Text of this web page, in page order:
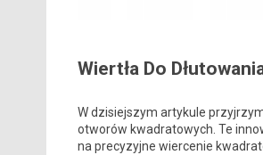
Wiertła Do
W dzisiejszym artykule
otworów kwadratowych. Te
na precyzyjne wiercenie